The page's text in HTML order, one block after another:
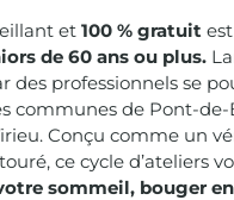
et 100 % gratuit
de 60 ans ou plus.
des professionnels se
communes de Pont-de-
Conçu comme un
ce cycle d’ateliers
sommeil, bouger